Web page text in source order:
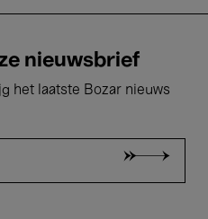
nieuwsbrief
het laatste Bozar nieuws